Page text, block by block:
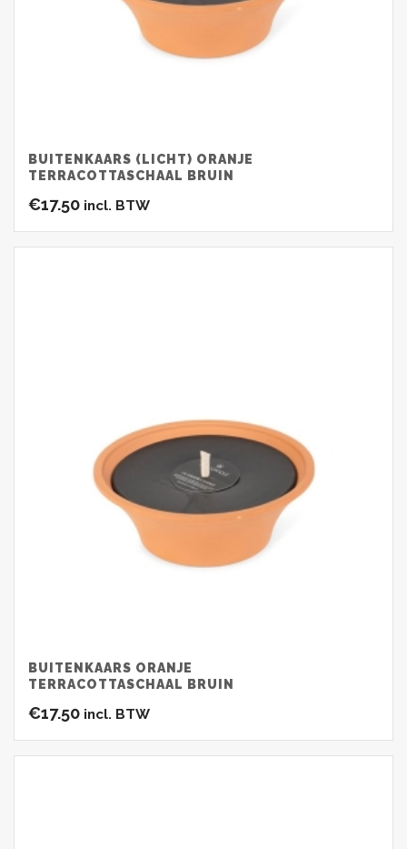
BUITENKAARS (LICHT) ORANJE
TERRACOTTASCHAAL BRUIN
€17.50 incl. BTW
BUITENKAARS ORANJE
TERRACOTTASCHAAL BRUIN
€17.50 incl. BTW